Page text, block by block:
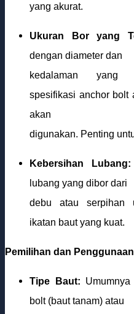
yang akurat.
Ukuran Bor yang
dengan diameter dan
kedalaman yang
spesifikasi anchor bolt
akan
digunakan. Penting
Kebersihan Lubang:
lubang yang dibor dari
debu atau serpihan
ikatan baut yang kuat.
Pemilihan dan
Tipe Baut:
bolt (baut tanam) atau